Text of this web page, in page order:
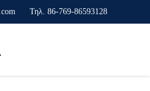
Τηλ. 86-769-86593128